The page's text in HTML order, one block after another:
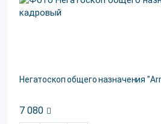
Негатоскоп общего назначения
7 080